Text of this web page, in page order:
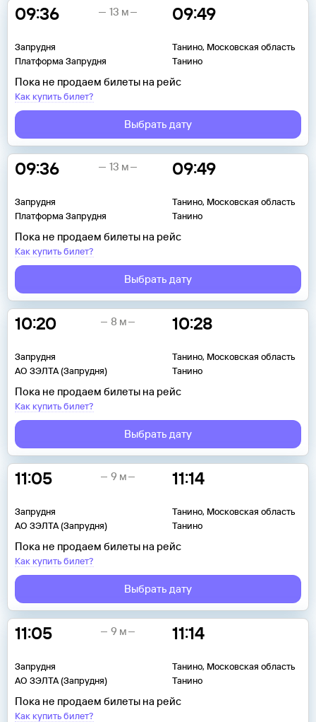
09:36
Запрудня
Платформа Запрудня
09:49
Танино, Московская область
Танино
13 м
Пока не продаем билеты на рейс
Как купить билет?
Выбрать дату
09:36
Запрудня
Платформа Запрудня
09:49
Танино, Московская область
Танино
13 м
Пока не продаем билеты на рейс
Как купить билет?
Выбрать дату
10:20
Запрудня
АО ЗЭЛТА (Запрудня)
10:28
Танино, Московская область
Танино
8 м
Пока не продаем билеты на рейс
Как купить билет?
Выбрать дату
11:05
Запрудня
АО ЗЭЛТА (Запрудня)
11:14
Танино, Московская область
Танино
9 м
Пока не продаем билеты на рейс
Как купить билет?
Выбрать дату
11:05
Запрудня
АО ЗЭЛТА (Запрудня)
11:14
Танино, Московская область
Танино
9 м
Пока не продаем билеты на рейс
Как купить билет?